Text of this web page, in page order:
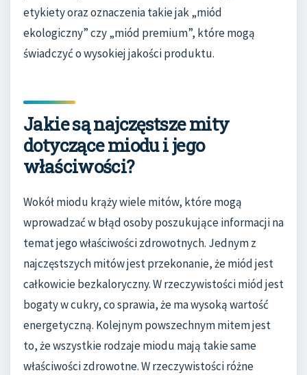
etykiety oraz oznaczenia takie jak „miód
ekologiczny” czy „miód premium”, które mogą
świadczyć o wysokiej jakości produktu.
Jakie są najczęstsze mity
dotyczące miodu i jego
właściwości?
Wokół miodu krąży wiele mitów, które mogą
wprowadzać w błąd osoby poszukujące informacji na
temat jego właściwości zdrowotnych. Jednym z
najczęstszych mitów jest przekonanie, że miód jest
całkowicie bezkaloryczny. W rzeczywistości miód jest
bogaty w cukry, co sprawia, że ma wysoką wartość
energetyczną. Kolejnym powszechnym mitem jest
to, że wszystkie rodzaje miodu mają takie same
właściwości zdrowotne. W rzeczywistości różne